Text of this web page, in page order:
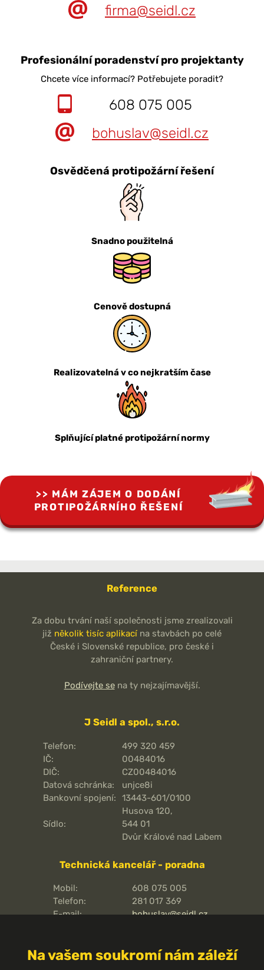
firma@seidl.cz
Profesionální poradenství pro projektanty
Chcete více informací? Potřebujete poradit?
608 075 005
bohuslav@seidl.cz
Osvědčená protipožární řešení
Snadno použitelná
Cenově dostupná
Realizovatelná v co nejkratším čase
Splňující platné protipožární normy
MÁM ZÁJEM O DODÁNÍ
PROTIPOŽÁRNÍHO ŘEŠENÍ
Reference
Za dobu trvání naší společnosti jsme zrealizovali
již několik tisíc aplikací na stavbách po celé
České i Slovenské republice, pro české i
zahraniční partnery.
Podívejte sena ty nejzajímavější.
J Seidl a spol., s.r.o.
Telefon:
499 320 459
IČ:
00484016
DIČ:
CZ00484016
Datová schránka:
unjce8i
Bankovní spojení:
13443-601/0100
Sídlo:
Husova 120,
544 01
Dvůr Králové nad Labem
Technická kancelář - poradna
Mobil:
608 075 005
Telefon:
281 017 369
E-mail:
bohuslav@seidl.cz
Praha 15 - Hostivař
Na vašem soukromí nám záleží